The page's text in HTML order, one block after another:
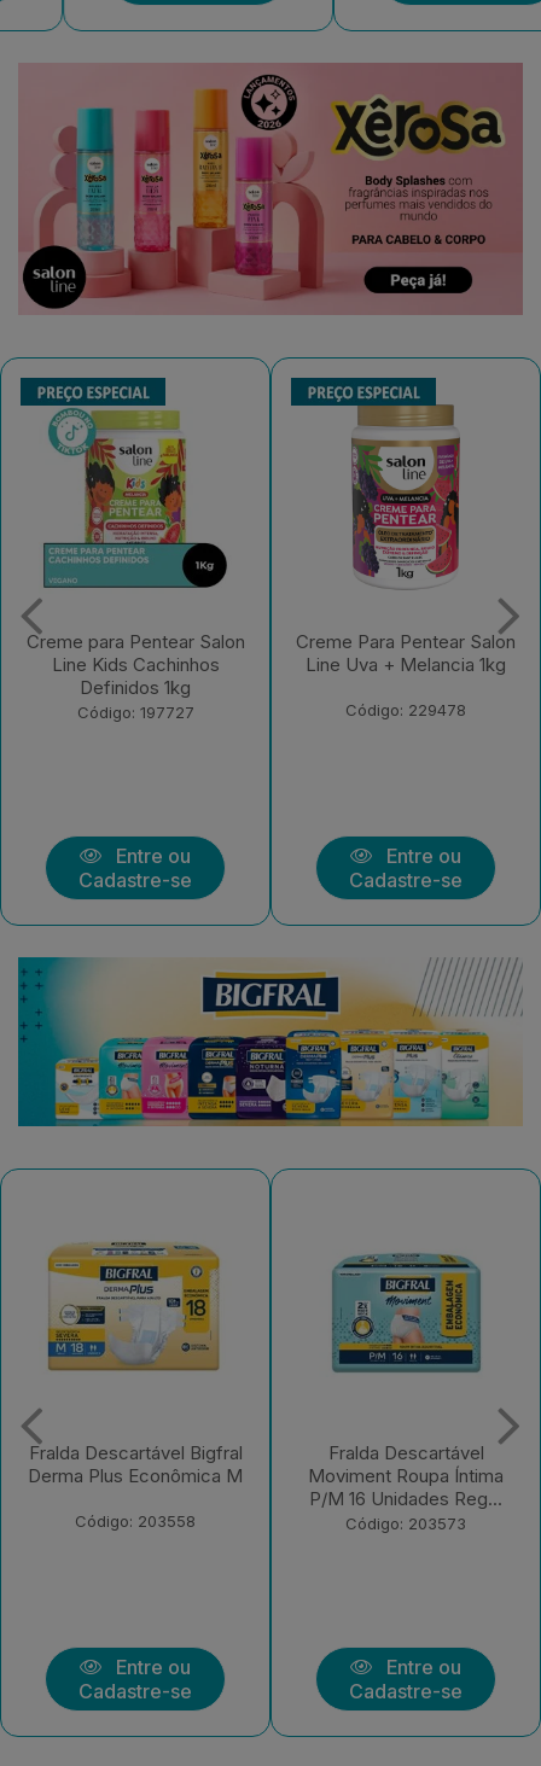
Creme Para Pentear Salon
Line Uva + Melancia 1kg
Código: 229478
Entre ou
Cadastre-se
Creme Para Pentear Salon
Line Kids Açaí Sem Frizz
Código: 229472
Entre ou
Cadastre-se
Fralda Descartável
Moviment Roupa Íntima
Código: 203573
Entre ou
Cadastre-se
Fralda Descartável Bigfral
Clássica Regular EX 7
Unidades
Código: 203570
Entre ou
Cadastre-se